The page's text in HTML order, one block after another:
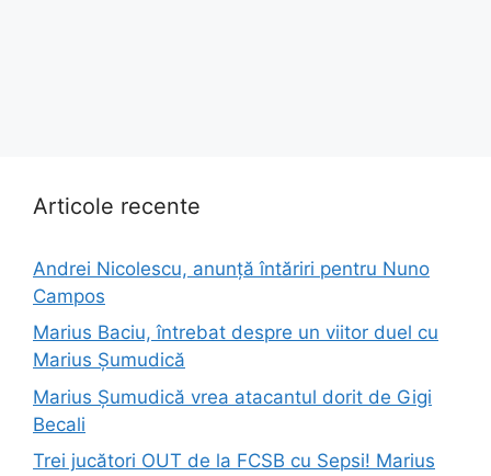
Articole recente
Andrei Nicolescu, anunță întăriri pentru Nuno
Campos
Marius Baciu, întrebat despre un viitor duel cu
Marius Șumudică
Marius Șumudică vrea atacantul dorit de Gigi
Becali
Trei jucători OUT de la FCSB cu Sepsi! Marius